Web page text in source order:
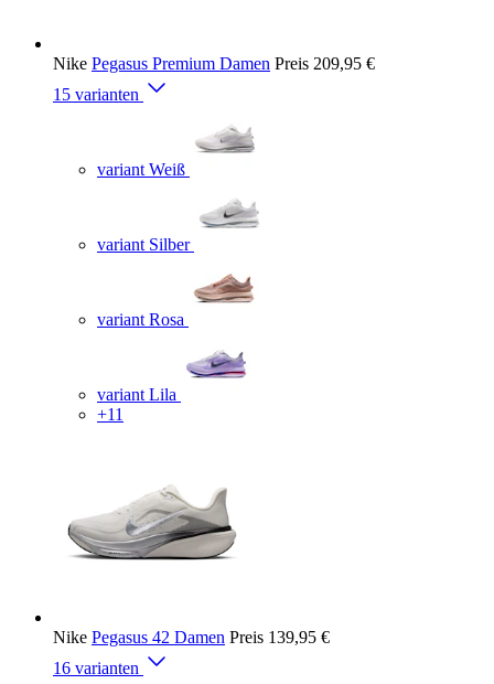
Nike Pegasus Premium Damen Preis 209,95 €
15 varianten
variant Weiß
variant Silber
variant Rosa
variant Lila
+11
Nike Pegasus 42 Damen Preis 139,95 €
16 varianten